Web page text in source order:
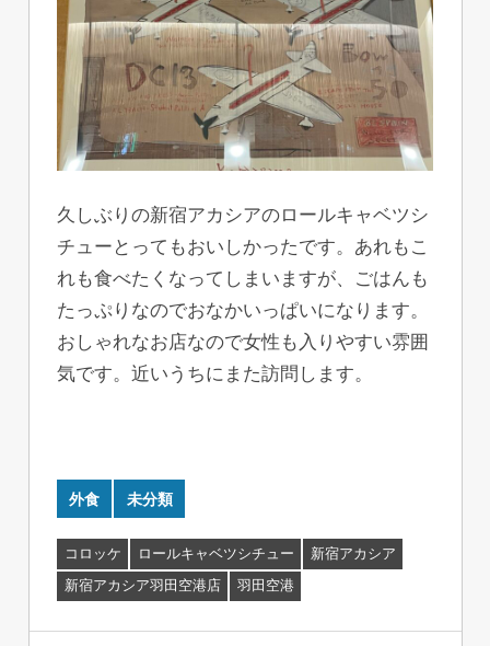
久しぶりの新宿アカシアのロールキャベツシ
チューとってもおいしかったです。あれもこ
れも食べたくなってしまいますが、ごはんも
たっぷりなのでおなかいっぱいになります。
おしゃれなお店なので女性も入りやすい雰囲
気です。近いうちにまた訪問します。
外食 未分類
コロッケ ロールキャベツシチュー
新宿アカシア
新宿アカシア羽田空港店
羽田空港